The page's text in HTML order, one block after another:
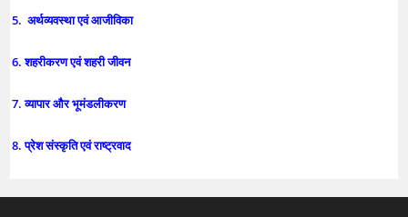
5. अर्थव्यवस्था एवं आजीविका
6. शहरीकरण एवं शहरी जीवन
7. व्यापार और भूमंडलीकरण
8. प्रेश संस्कृति एवं राष्ट्रवाद